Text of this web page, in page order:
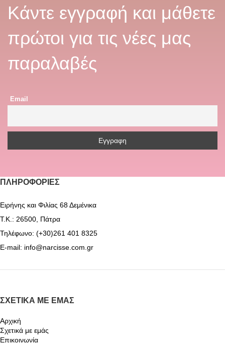
Κάντε εγγραφή και μάθετε
πρώτοι για τις νέες μας
παραλαβές
Email
ΠΛΗΡΟΦΟΡΊΕΣ
Ειρήνης και Φιλίας 68 Δεμένικα
Τ.Κ.: 26500, Πάτρα
Τηλέφωνο: (+30)261 401 8325
E-mail: info@narcisse.com.gr
ΣΧΕΤΙΚΆ ΜΕ ΕΜΆΣ
Αρχική
Σχετικά με εμάς
Επικοινωνία